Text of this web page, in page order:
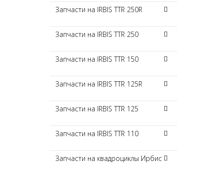
Запчасти на IRBIS TTR 250R
Запчасти на IRBIS TTR 250
Запчасти на IRBIS TTR 150
Запчасти на IRBIS TTR 125R
Запчасти на IRBIS TTR 125
Запчасти на IRBIS TTR 110
Запчасти на квадроциклы Ирбис